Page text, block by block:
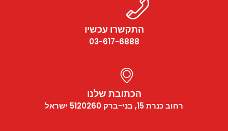
התקשרו עכשיו
03-617-6888
הכתובת שלנו
רחוב כנרת 15, בני-ברק 5120260 ישראל